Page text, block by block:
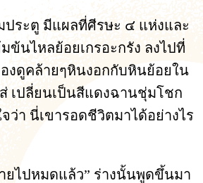
ระตู มีแผลที่ศีรษะ ๔ แห่งและ
ข้นไหลย้อยเกรอะกรัง ลงไปที่
งดูคล้ายๆหินงอกกับหินย้อยใน
เปลี่ยนเป็นสีแดงฉานชุ่มโชก
ว่า นี่เขารอดชีวิตมาได้อย่างไร
ยไปหมดแล้ว” ร่างนั้นพูดขึ้นมา